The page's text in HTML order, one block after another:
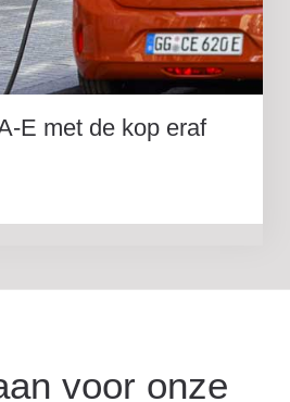
E met de kop eraf
voor onze